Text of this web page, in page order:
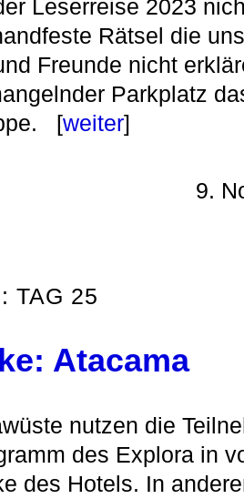
Leserreise 2023
Rätsel die
Freunde nicht
Parkplatz
[weiter]
9.
TAG 25
Atacama
nutzen die
des Explora in
des Hotels. In